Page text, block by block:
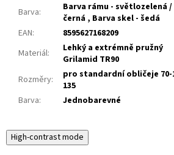
Barva:
Barva rámu - světlozelená /
černá , Barva skel - šedá
EAN:
8595627168209
Materiál:
Lehký a extrémně pružný
Grilamid TR90
Rozměry:
pro standardní obličeje 70-
135
Barva: Jednobarevné
High-contrast mode